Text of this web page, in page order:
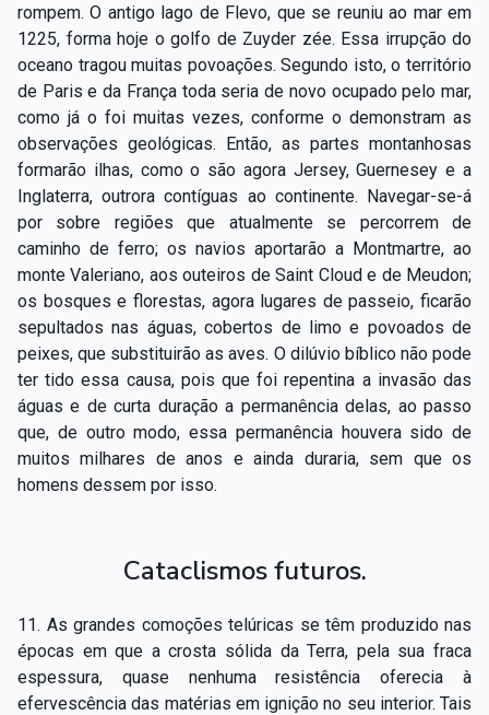
rompem. O antigo lago de Flevo, que se reuniu ao mar em
1225, forma hoje o golfo de Zuyder zée. Essa irrupção do
oceano tragou muitas povoações. Segundo isto, o território
de Paris e da França toda seria de novo ocupado pelo mar,
como já o foi muitas vezes, conforme o demonstram as
observações geológicas. Então, as partes montanhosas
formarão ilhas, como o são agora Jersey, Guernesey e a
Inglaterra, outrora contíguas ao continente. Navegar-­se­-á
por sobre regiões que atualmente se percorrem de
caminho de ferro; os navios aportarão a Montmartre, ao
monte Valeriano, aos outeiros de Saint­ Cloud e de Meudon;
os bosques e florestas, agora lugares de passeio, ficarão
sepultados nas águas, cobertos de limo e povoados de
peixes, que substituirão as aves. O dilúvio bíblico não pode
ter tido essa causa, pois que foi repentina a invasão das
águas e de curta duração a permanência delas, ao passo
que, de outro modo, essa permanência houvera sido de
muitos milhares de anos e ainda duraria, sem que os
homens dessem por isso.
Cataclismos futuros.
11. As grandes comoções telúricas se têm produzido nas
épocas em que a crosta sólida da Terra, pela sua fraca
espessura, quase nenhuma resistência oferecia à
efervescência das matérias em ignição no seu interior. Tais